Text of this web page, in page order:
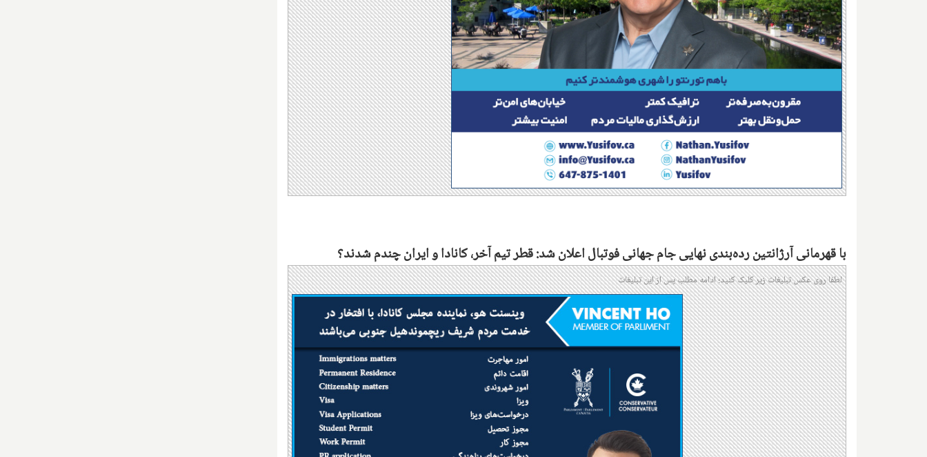
با قهرمانی آرژانتین رده‌بندی نهایی جام جهانی فوتبال اعلان شد: قطر تیم آخر، کانادا و ایران چندم شدند؟
لطفا روی عکس تبلیغات زیر کلیک کنید؛ ادامه مطلب پس از این تبلیغات